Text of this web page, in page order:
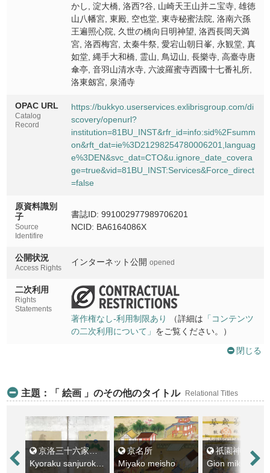
宇治橋平等院望
Ujibashi byodoin o nozomu
宇治川出合下ノ米かし
Ujigawa deaishita no komekashi
淀大橋
洛西桺谷
Rakusai yanagidani
山崎天王山并ニ宝寺
Yamazaki tennozan narabini takaradera
雄徳山八幡宮
Kuyado
東寺秘蜜法院
Toji himitsu hoin
洛南六孫王遍照心院
Rakunan rokusonno henjoshinin
洛西長岡天満宮
洛西梅宮
Rakusai umenomiya
太秦牛祭
かし, 淀大橋, 洛西?谷, 山崎天王山并ニ宝寺, 雄徳
山八幡宮, 東殿, 空也堂, 東寺秘蜜法院, 洛南六孫
王遍照心院, 久世の橋向日明神望, 洛西長岡天満
宮, 洛西梅宮, 太秦牛祭, 愛宕山朝日峯, 永観堂, 真
如堂, 縄手大和橋, 霊山, 鳥辺山, 長樂寺, 高臺寺唐
傘亭, 音羽山清水寺, 六波羅蜜寺西國十七番礼所,
洛東劔宮, 泉涌寺
OPAC URL
Catalog
Record
https://bukkyo.userservices.exlibrisgroup.com/di
scovery/openurl?
institution=81BU_INST&rfr_id=info:sid%2Fsumm
on&rft_dat=ie%3D21298254780006201,languag
e%3DEN&svc_dat=CTO&u.ignore_date_covera
ge=true&vid=81BU_INST:Services&Force_direct
=false
原資料識別
子
Source
Identifire
書誌ID: 991002977989706201
NCID: BA6164086X
公開状況
Access Rights
インターネット公開 opened
二次利用
Rights
Statements
著作権なし-利用制限あり （詳細は 「コンテンツ
の二次利用について」 をご覧ください。）
閉じる
主題：「 絵画 」のその他のタイトル Relational Titles
京洛三十六家山水花鳥人物図貼交屏風
Kyoraku sanjurokke sansui kacho jimbutsuzu harimaze byobu
京名所
Miyako meisho
祇園神輿洗ねり物繪容 : 天保十一子のとし